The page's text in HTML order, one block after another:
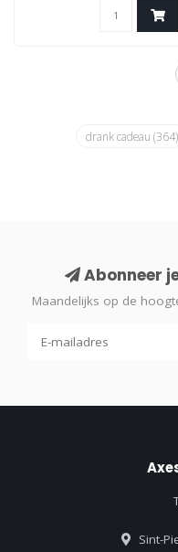
drank cadeau (364)
Abonneer
Maandelijks op de
Sint-